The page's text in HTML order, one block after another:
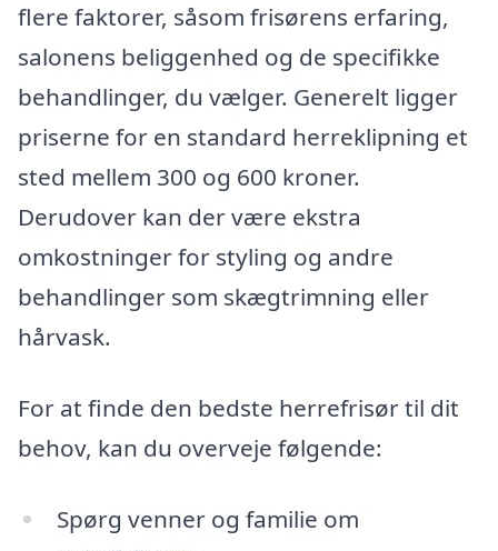
flere faktorer, såsom frisørens erfaring,
salonens beliggenhed og de specifikke
behandlinger, du vælger. Generelt ligger
priserne for en standard herreklipning et
sted mellem 300 og 600 kroner.
Derudover kan der være ekstra
omkostninger for styling og andre
behandlinger som skægtrimning eller
hårvask.
For at finde den bedste herrefrisør til dit
behov, kan du overveje følgende:
Spørg venner og familie om